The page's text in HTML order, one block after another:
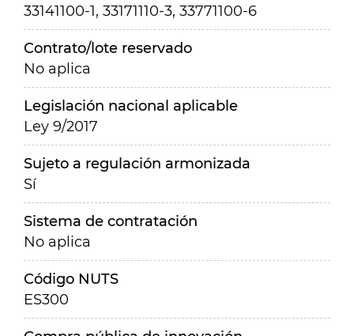
33141100-1, 33171110-3, 33771100-6
Contrato/lote reservado
No aplica
Legislación nacional aplicable
Ley 9/2017
Sujeto a regulación armonizada
Sí
Sistema de contratación
No aplica
Código NUTS
ES300